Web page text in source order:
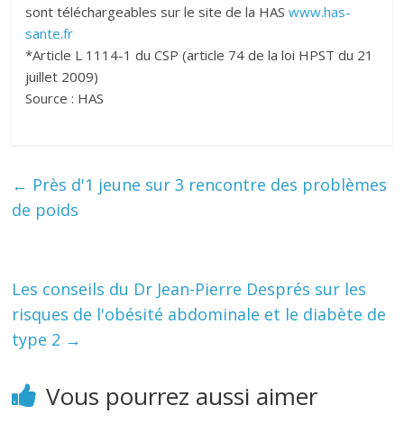
sont téléchargeables sur le site de la HASwww.has-
sante.fr
*Article L 1114-1 du CSP (article 74 de la loi HPST du 21
juillet 2009)
Source : HAS
← Près d'1 jeune sur 3 rencontre des problèmes
de poids
Les conseils du Dr Jean-Pierre Després sur les
risques de l'obésité abdominale et le diabète de
type 2 →
Vous pourrez aussi aimer